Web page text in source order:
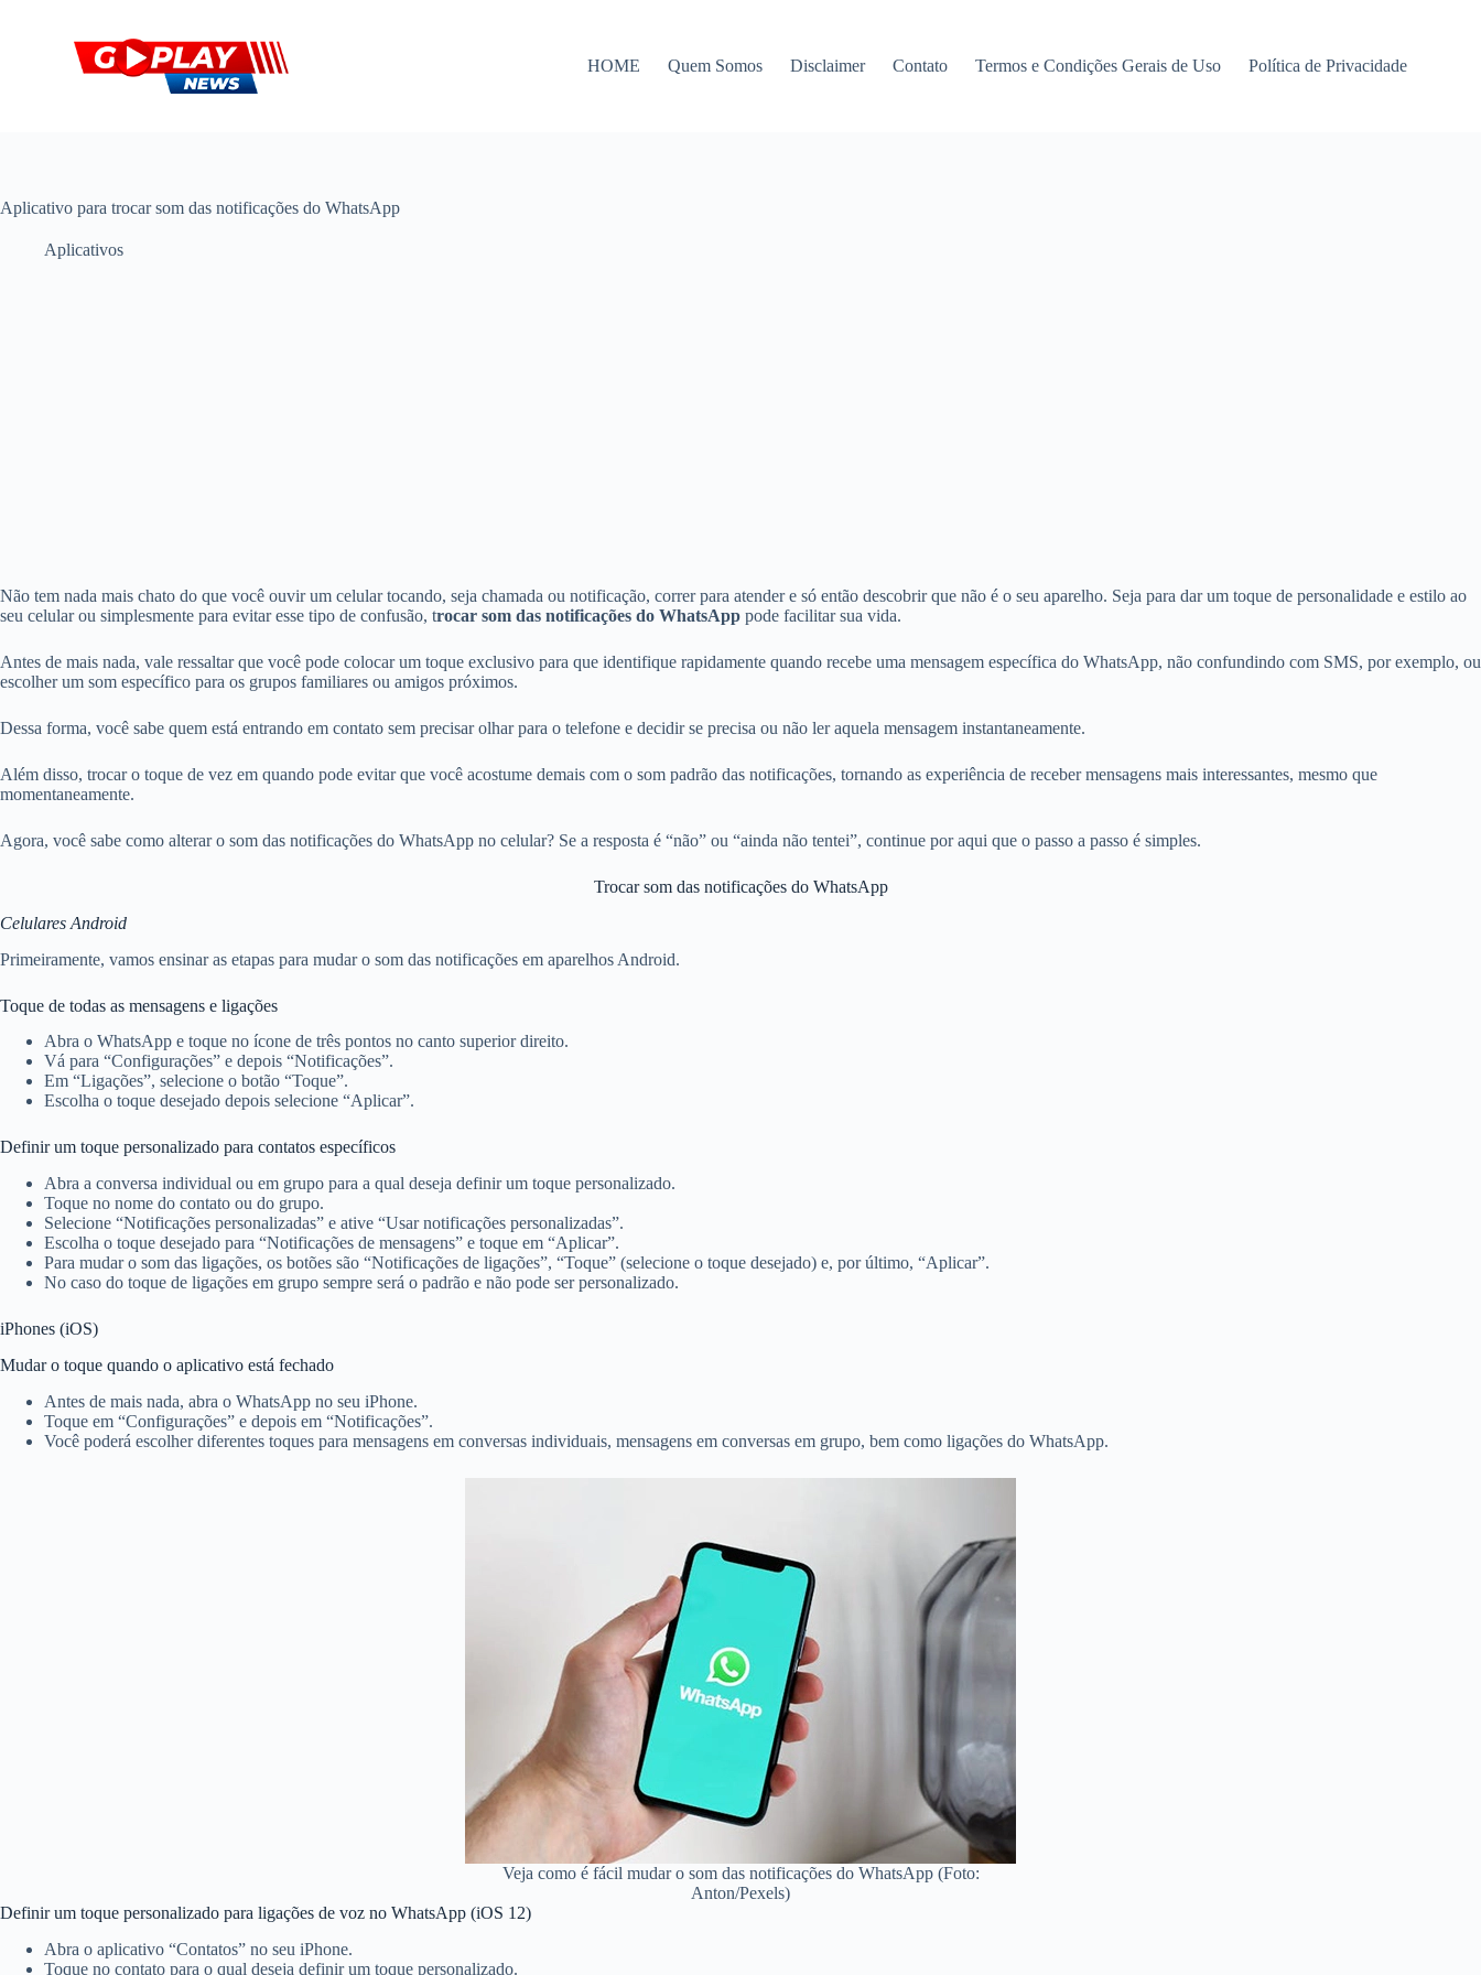
o
c
HOME Quem Somos Disclaimer Contato Termos e Condições Gerais de Uso Política de Privacidade
Aplicativo para trocar som das notificações do WhatsApp
Aplicativos
Não tem nada mais chato do que você ouvir um celular tocando, seja chamada ou notificação, correr para atender e só então descobrir que não é o seu aparelho. Seja para dar um toque de personalidade e estilo ao
seu celular ou simplesmente para evitar esse tipo de confusão, trocar som das notificações do WhatsApp pode facilitar sua vida.
Antes de mais nada, vale ressaltar que você pode colocar um toque exclusivo para que identifique rapidamente quando recebe uma mensagem específica do WhatsApp, não confundindo com SMS, por exemplo, ou
escolher um som específico para os grupos familiares ou amigos próximos.
Dessa forma, você sabe quem está entrando em contato sem precisar olhar para o telefone e decidir se precisa ou não ler aquela mensagem instantaneamente.
Além disso, trocar o toque de vez em quando pode evitar que você acostume demais com o som padrão das notificações, tornando as experiência de receber mensagens mais interessantes, mesmo que
momentaneamente.
Agora, você sabe como alterar o som das notificações do WhatsApp no celular? Se a resposta é “não” ou “ainda não tentei”, continue por aqui que o passo a passo é simples.
Trocar som das notificações do WhatsApp
Celulares Android
Primeiramente, vamos ensinar as etapas para mudar o som das notificações em aparelhos Android.
Toque de todas as mensagens e ligações
Abra o WhatsApp e toque no ícone de três pontos no canto superior direito.
Vá para “Configurações” e depois “Notificações”.
Em “Ligações”, selecione o botão “Toque”.
Escolha o toque desejado depois selecione “Aplicar”.
Definir um toque personalizado para contatos específicos
Abra a conversa individual ou em grupo para a qual deseja definir um toque personalizado.
Toque no nome do contato ou do grupo.
Selecione “Notificações personalizadas” e ative “Usar notificações personalizadas”.
Escolha o toque desejado para “Notificações de mensagens” e toque em “Aplicar”.
Para mudar o som das ligações, os botões são “Notificações de ligações”, “Toque” (selecione o toque desejado) e, por último, “Aplicar”.
No caso do toque de ligações em grupo sempre será o padrão e não pode ser personalizado.
iPhones (iOS)
Mudar o toque quando o aplicativo está fechado
Antes de mais nada, abra o WhatsApp no seu iPhone.
Toque em “Configurações” e depois em “Notificações”.
Você poderá escolher diferentes toques para mensagens em conversas individuais, mensagens em conversas em grupo, bem como ligações do WhatsApp.
Veja como é fácil mudar o som das notificações do WhatsApp (Foto:
Anton/Pexels)
Definir um toque personalizado para ligações de voz no WhatsApp (iOS 12)
Abra o aplicativo “Contatos” no seu iPhone.
Toque no contato para o qual deseja definir um toque personalizado.